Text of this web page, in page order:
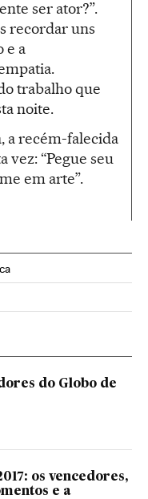
ser ator?”.
recordar uns
e a
trabalho que
noite.
a recém-falecida
vez: “Pegue seu
em arte”.
do Globo de
os vencedores,
e a